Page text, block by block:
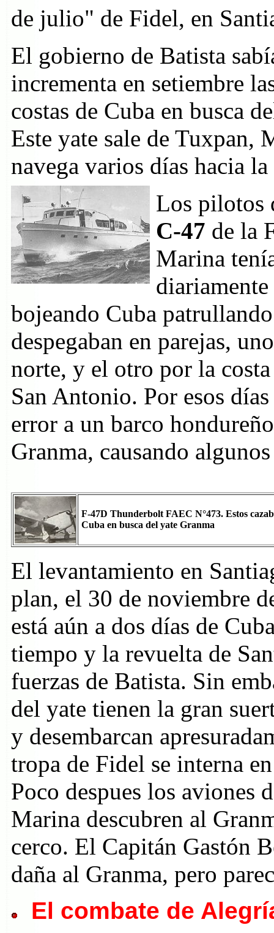
de julio" de Fidel, en
El gobierno de Batista
incrementa en setiembre
costas de Cuba en busca
Este yate sale de Tuxpan,
navega varios días hacia
Los pilotos
C-47 de la
Marina
diariamente
bojeando Cuba
despegaban en parejas,
norte, y el otro por la
San Antonio. Por esos
error a un barco
Granma, causando
F-47D Thunderbolt FAEC N°473. Estos
Cuba en busca del yate Granma
El levantamiento en
plan, el 30 de noviembre
está aún a dos días de
tiempo y la revuelta de
fuerzas de Batista. Sin
del yate tienen la gran
y desembarcan
tropa de Fidel se interna
Poco despues los aviones
Marina descubren al
cerco. El Capitán Gastón
daña al Granma, pero
El combate de